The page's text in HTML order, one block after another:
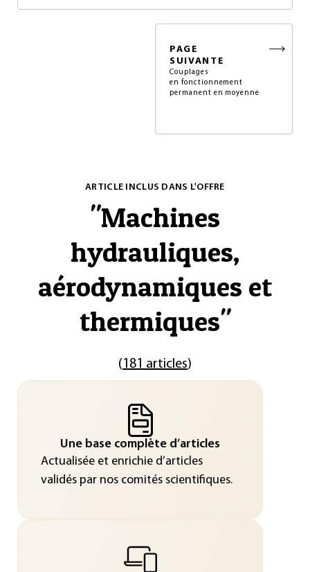
PAGE
SUIVANTE
Couplages
en fonctionnement
permanent en moyenne
ARTICLE INCLUS DANS L'OFFRE
"Machines
hydrauliques,
aérodynamiques et
thermiques"
(181 articles)
Une base complète d’articles
Actualisée et enrichie d’articles
validés par nos comités scientifiques.